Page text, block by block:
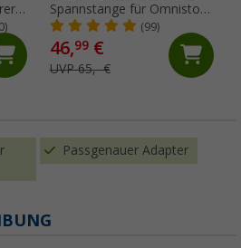
Spannstange für Omnistor
5200/4900/5003/5002 250
cm
(99)
46,99€
UVP 65,- €
Passgenauer Adapter